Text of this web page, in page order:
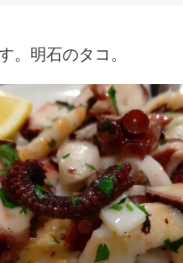
。明石のタコ。